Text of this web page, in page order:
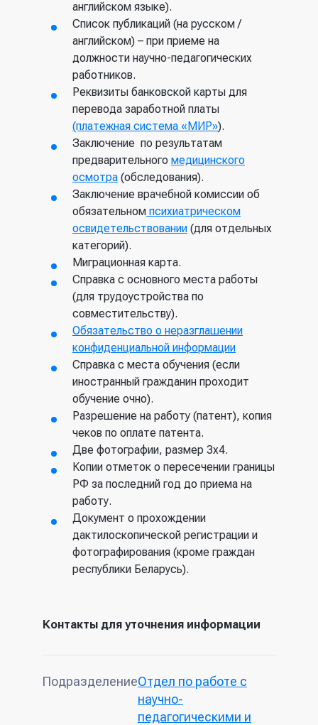
английском языке).
Список публикаций (на русском /
английском) – при приеме на
должности научно-педагогических
работников.
Реквизиты банковской карты для
перевода заработной платы
(платежная система «МИР»).
Заключение по результатам
предварительного медицинского
осмотра (обследования).
Заключение врачебной комиссии об
обязательном психиатрическом
освидетельствовании (для отдельных
категорий).
Миграционная карта.
Справка с основного места работы
(для трудоустройства по
совместительству).
Обязательство о неразглашении
конфиденциальной информации
Справка с места обучения (если
иностранный гражданин проходит
обучение очно).
Разрешение на работу (патент), копия
чеков по оплате патента.
Две фотографии, размер 3х4.
Копии отметок о пересечении границы
РФ за последний год до приема на
работу.
Документ о прохождении
дактилоскопической регистрации и
фотографирования (кроме граждан
республики Беларусь).
Контакты для уточнения информации
ПодразделениеОтдел по работе с
научно-
педагогическими и